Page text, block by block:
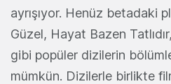
ayrışıyor. Henüz betadaki
Güzel, Hayat Bazen
gibi popüler dizilerin
mümkün. Dizilerle birlikte